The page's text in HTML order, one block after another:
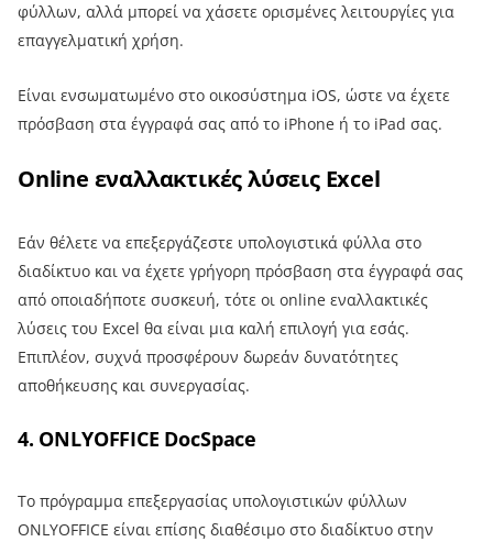
φύλλων, αλλά μπορεί να χάσετε ορισμένες λειτουργίες για
επαγγελματική χρήση.
Είναι ενσωματωμένο στο οικοσύστημα iOS, ώστε να έχετε
πρόσβαση στα έγγραφά σας από το iPhone ή το iPad σας.
Online εναλλακτικές λύσεις Excel
Εάν θέλετε να επεξεργάζεστε υπολογιστικά φύλλα στο
διαδίκτυο και να έχετε γρήγορη πρόσβαση στα έγγραφά σας
από οποιαδήποτε συσκευή, τότε οι online εναλλακτικές
λύσεις του Excel θα είναι μια καλή επιλογή για εσάς.
Επιπλέον, συχνά προσφέρουν δωρεάν δυνατότητες
αποθήκευσης και συνεργασίας.
4. ONLYOFFICE DocSpace
Το πρόγραμμα επεξεργασίας υπολογιστικών φύλλων
ONLYOFFICE είναι επίσης διαθέσιμο στο διαδίκτυο στην